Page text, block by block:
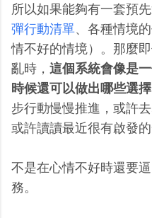
所以如果能夠有一套預
彈行動清單、各種情境
情不好的情境）。那麼
亂時， 這個系統會像是
時候還可以做出哪些選擇
步行動慢慢推進，或許
或許讀讀最近很有啟發的
不是在心情不好時還要
務。